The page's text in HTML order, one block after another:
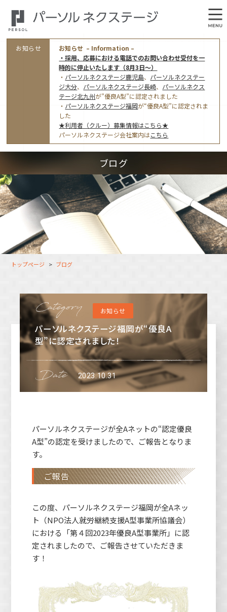
オフィス案内・アクセス
アクセストップ
東京オフィス
福岡オフィス
鹿児島オフィス
大分オフィス
長崎オフィス
福岡コネクトオフィス
松山オフィス
広島オフィス
高松オフィス
事業モデルと仕事内容
ワークスタイル
指定就労継続支援Ａ型事業所にかかる情報公表
採用情報トップ
利用者（クルー）募集
支援スタッフ（タレント） 募集
利用者（クルー）データ
お知らせ
お知らせ – Information –
・採用、応募における電話でのお問い合わせ受付を一
時的に停止いたします（8月3日～）
・ パーソルネクステージ鹿児島、 パーソルネクステー
ジ大分、 パーソルネクステージ長崎、 パーソルネクス
テージ北九州が”優良A型”に認定されました
・ パーソルネクステージ福岡が“優良A型”に認定されま
した
★利用者（クルー）募集情報はこちら★
パーソルネクステージ会社案内はこちら
ブログ
トップページ ブログ
お知らせ
パーソルネクステージ福岡が“優良A
型”に認定されました！
2023.10.31
パーソルネクステージが全Aネットの“認定優良
A型”の認定を受けましたので、ご報告となりま
す。
ご報告
この度、パーソルネクステージ福岡が全Aネッ
ト（NPO法人就労継続支援A型事業所協議会）
における「第４回2023年優良A型事業所」に認
定されましたので、ご報告させていただきま
す！